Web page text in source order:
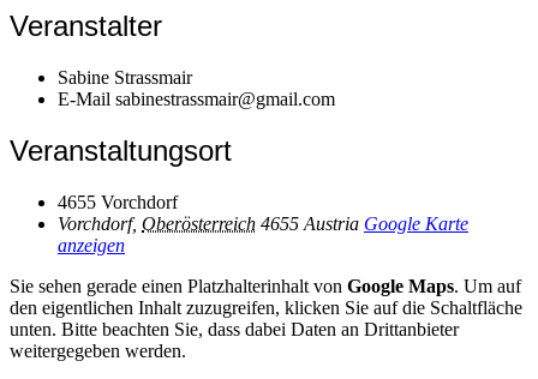
Veranstalter
Sabine Strassmair
E-Mail sabinestrassmair@gmail.com
Veranstaltungsort
4655 Vorchdorf
Vorchdorf, Oberösterreich 4655 Austria Google Karte
anzeigen
Sie sehen gerade einen Platzhalterinhalt von Google Maps. Um auf
den eigentlichen Inhalt zuzugreifen, klicken Sie auf die Schaltfläche
unten. Bitte beachten Sie, dass dabei Daten an Drittanbieter
weitergegeben werden.